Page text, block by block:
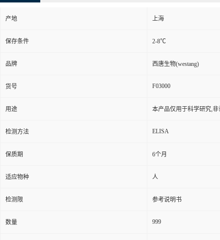
产地 上海
保存条件 2-8℃
品牌 西唐生物(westang)
货号 F03000
用途 本产品仅用于科学研究,
检测方法 ELISA
保质期 6个月
适应物种 人
检测限 参考说明书
数量 999